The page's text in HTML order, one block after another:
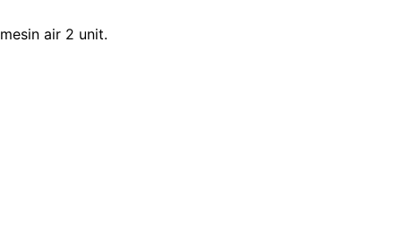
air 2 unit.